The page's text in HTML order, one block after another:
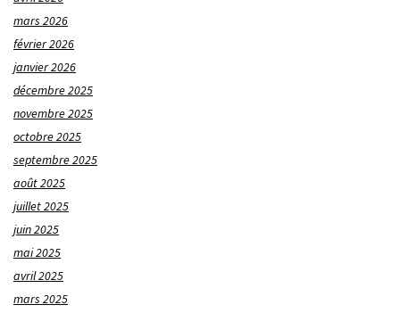
mars 2026
février 2026
janvier 2026
décembre 2025
novembre 2025
octobre 2025
septembre 2025
août 2025
juillet 2025
juin 2025
mai 2025
avril 2025
mars 2025